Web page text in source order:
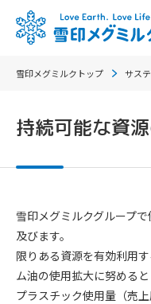
雪印メグミルクトップ サス
持続可能な資
雪印メグミルクグループ
及びます。
限りある資源を有効利用
ム油の使用拡大に努める
プラスチック使用量（売